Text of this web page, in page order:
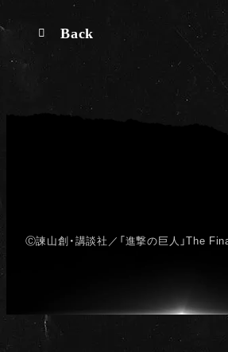
Back
Ⓒ諫山創・講談社／「進撃の巨人」The